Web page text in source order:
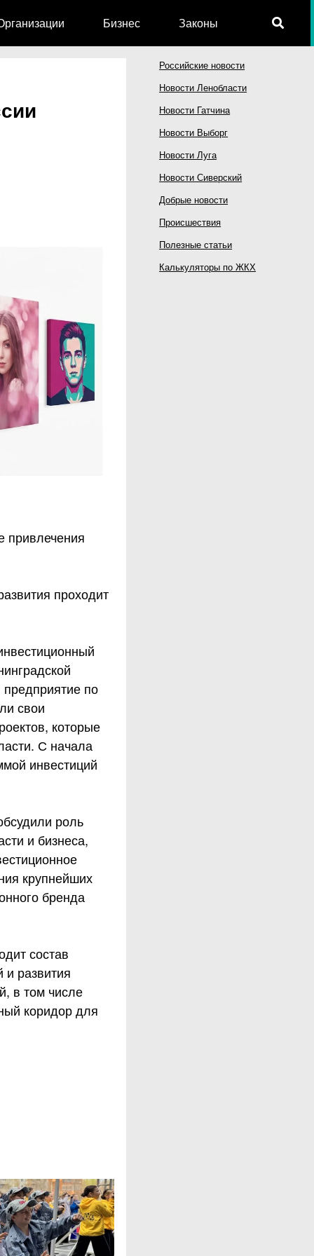
Бизнес Законы
привлечения
проходит
предприятие по
свои
которые
С начала
инвестиций
роль
и бизнеса,
крупнейших
бренда
состав
и развития
в том числе
коридор для
Российские новости
Новости Ленобласти
Новости Гатчина
Новости Выборг
Новости Луга
Новости Сиверский
Добрые новости
Происшествия
Полезные статьи
Калькуляторы по ЖКХ